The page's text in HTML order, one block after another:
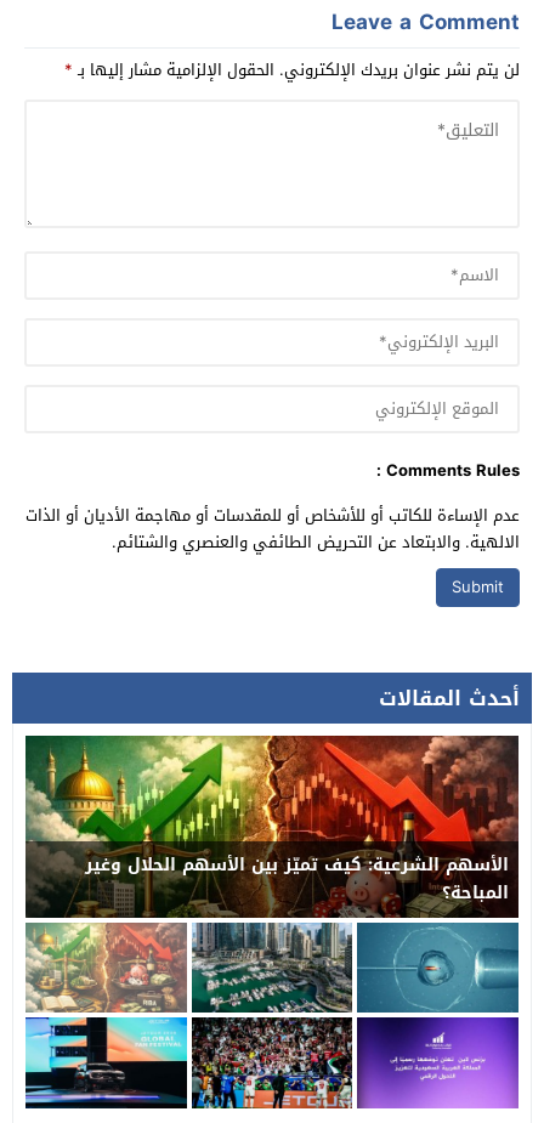
Leave a Comment
لن يتم نشر عنوان بريدك الإلكتروني. الحقول الإلزامية مشار إليها بـ*
Comments Rules :
عدم الإساءة للكاتب أو للأشخاص أو للمقدسات أو مهاجمة الأديان أو الذات
الالهية. والابتعاد عن التحريض الطائفي والعنصري والشتائم.
أحدث المقالات
الأسهم الشرعية: كيف تميّز بين الأسهم الحلال وغير
المباحة؟